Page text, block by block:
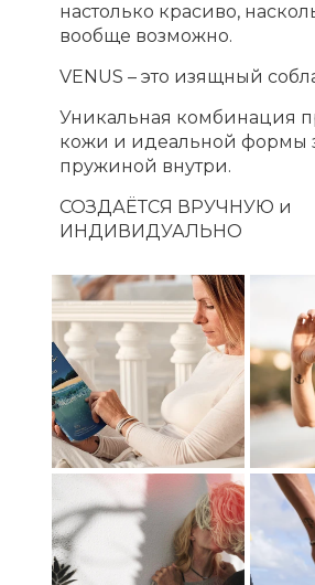
настолько красиво,
вообще возможно.
VENUS – это изящный
Уникальная комбинация
кожи и идеальной формы
пружиной внутри.
СОЗДАЁТСЯ ВРУЧНУЮ и
ИНДИВИДУАЛЬНО